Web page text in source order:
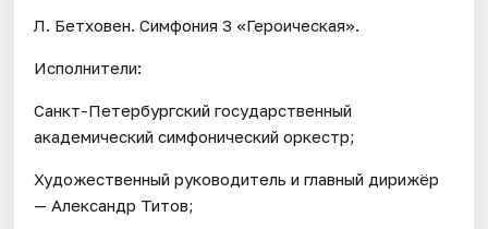
Л. Бетховен. Симфония 3 «Героическая».
Исполнители:
Санкт-Петербургский государственный
академический симфонический оркестр;
Художественный руководитель и главный дирижёр
— Александр Титов;